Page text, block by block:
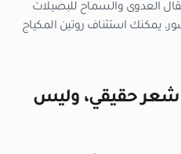
العدوى والسماح للبصيلات
يمكنك استئناف روتين المكياج
شعر حقيقي، وليس